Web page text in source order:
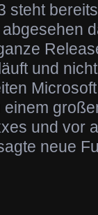
steht
und
und vor
neue